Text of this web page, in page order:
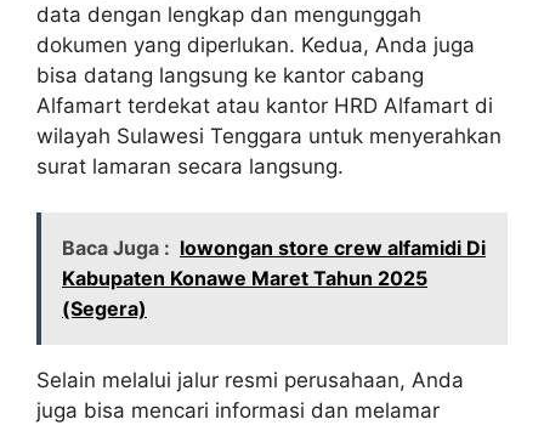
data dengan lengkap dan mengunggah
dokumen yang diperlukan. Kedua, Anda juga
bisa datang langsung ke kantor cabang
Alfamart terdekat atau kantor HRD Alfamart di
wilayah Sulawesi Tenggara untuk menyerahkan
surat lamaran secara langsung.
Baca Juga : lowongan store crew alfamidi Di
Kabupaten Konawe Maret Tahun 2025
(Segera)
Selain melalui jalur resmi perusahaan, Anda
juga bisa mencari informasi dan melamar